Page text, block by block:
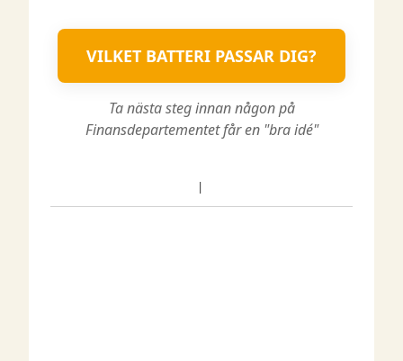
VILKET BATTERI PASSAR DIG?
Ta nästa steg innan någon på
Finansdepartementet får en "bra idé"